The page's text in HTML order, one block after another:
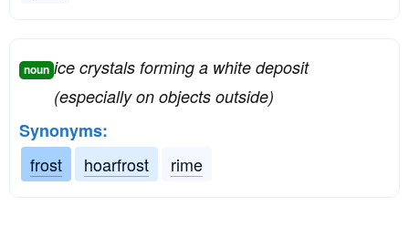
noun ice crystals forming a white deposit
(especially on objects outside)
Synonyms:
frost
hoarfrost rime